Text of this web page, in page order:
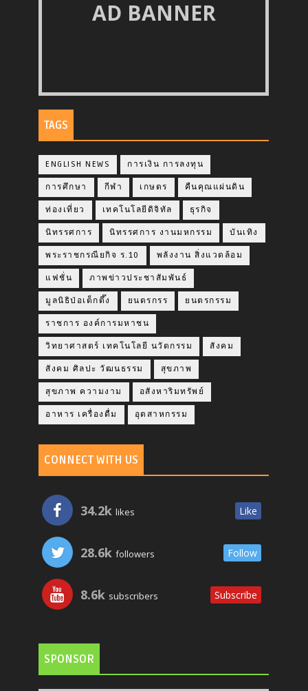
AD BANNER
TAGS
ENGLISH NEWS การเงิน การลงทุน
การศึกษา กีฬา เกษตร คืนคุณแผ่นดิน
ท่องเที่ยว เทคโนโลยีดิจิทัล ธุรกิจ
นิทรรศการ นิทรรศการ งานมหกรรม บันเทิง
พระราชกรณียกิจ ร.10 พลังงาน สิ่งแวดล้อม
แฟชั่น ภาพข่าวประชาสัมพันธ์
มูลนิธิป่อเต็กตึ๊ง ยนตรกรร ยนตรกรรม
ราชการ องค์การมหาชน
วิทยาศาสตร์ เทคโนโลยี นวัตกรรม สังคม
สังคม ศิลปะ วัฒนธรรม สุขภาพ
สุขภาพ ความงาม อสังหาริมทรัพย์
อาหาร เครื่องดื่ม อุตสาหกรรม
CONNECT WITH US
34.2k likes Like
28.6k followers Follow
8.6k subscribers Subscribe
SPONSOR